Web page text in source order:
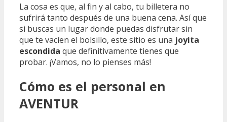
La cosa es que, al fin y al cabo, tu billetera no
sufrirá tanto después de una buena cena. Así que
si buscas un lugar donde puedas disfrutar sin
que te vacíen el bolsillo, este sitio es una joyita
escondida que definitivamente tienes que
probar. ¡Vamos, no lo pienses más!
Cómo es el personal en
AVENTUR